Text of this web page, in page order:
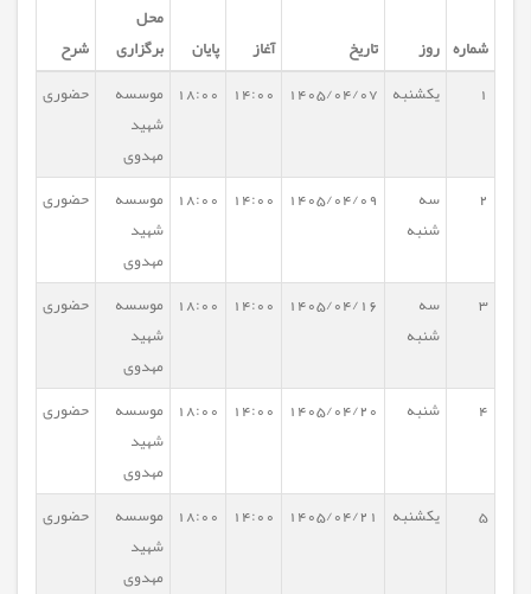
شماره روز تاریخ آغاز پایان
محل
برگزاری
شرح
1
یکشنبه 1405/04/07
14:00
18:00 موسسه
شهید
مهدوی
حضوری
2
سه
شنبه
1405/04/09
14:00
18:00 موسسه
شهید
مهدوی
حضوری
3
سه
شنبه
1405/04/16
14:00
18:00 موسسه
شهید
مهدوی
حضوری
4 شنبه 1405/04/20
14:00
18:00 موسسه
شهید
مهدوی
حضوری
5 یکشنبه 1405/04/21
14:00
18:00 موسسه
شهید
مهدوی
حضوری